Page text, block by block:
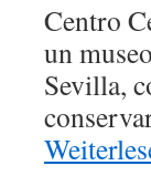
Centro
un
Sevilla,